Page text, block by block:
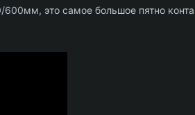
это самое большое пятно